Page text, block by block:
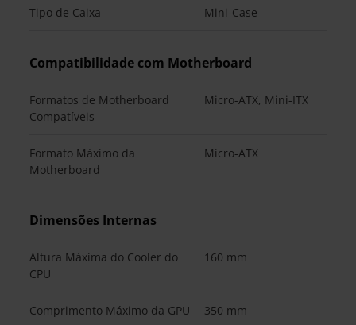
Tipo de Caixa Mini-Case
Compatibilidade com Motherboard
Formatos de Motherboard
Compatíveis
Micro-ATX, Mini-ITX
Formato Máximo da
Motherboard
Micro-ATX
Dimensões Internas
Altura Máxima do Cooler do
CPU
160 mm
Comprimento Máximo da GPU 350 mm